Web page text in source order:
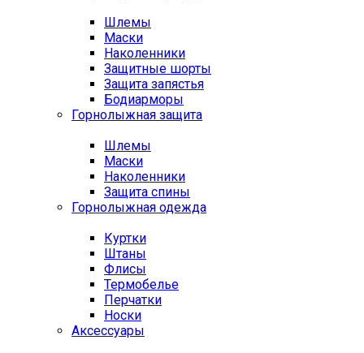
Шлемы
Маски
Наколенники
Защитные шорты
Защита запястья
Бодиарморы
Горнолыжная защита
Шлемы
Маски
Наколенники
Защита спины
Горнолыжная одежда
Куртки
Штаны
Флисы
Термобелье
Перчатки
Носки
Аксессуары